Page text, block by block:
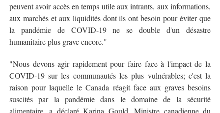
peuvent avoir accès en temps utile aux intrants, aux informations,
aux marchés et aux liquidités dont ils ont besoin pour éviter que
la pandémie de COVID-19 ne se double d'un désastre
humanitaire plus grave encore."
"Nous devons agir rapidement pour faire face à l'impact de la
COVID-19 sur les communautés les plus vulnérables; c'est la
raison pour laquelle le Canada réagit face aux graves besoins
suscités par la pandémie dans le domaine de la sécurité
alimentaire, a déclaré Karina Gould, Ministre canadienne du